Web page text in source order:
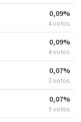
0,09%
4 votos
0,09%
4 votos
0,07%
3 votos
0,07%
3 votos